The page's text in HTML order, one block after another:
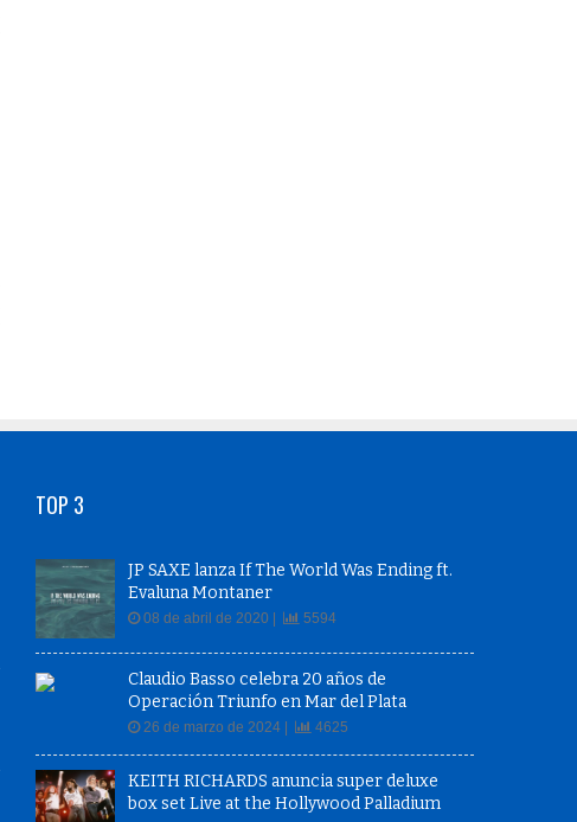
TOP 3
JP SAXE lanza If The World Was Ending ft.
Evaluna Montaner
08 de abril de 2020 | 5594
Claudio Basso celebra 20 años de
Operación Triunfo en Mar del Plata
26 de marzo de 2024 | 4625
KEITH RICHARDS anuncia super deluxe
box set Live at the Hollywood Palladium